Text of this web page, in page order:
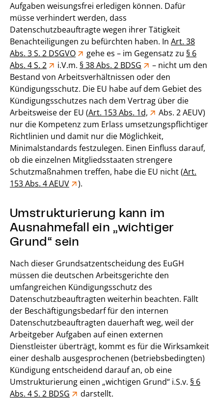
Aufgaben weisungsfrei erledigen können. Dafür
müsse verhindert werden, dass
Datenschutzbeauftragte wegen ihrer Tätigkeit
Benachteiligungen zu befürchten haben. In Art. 38
Abs. 3 S. 2 DSGVO
gehe es – im Gegensatz zu § 6
Abs. 4 S. 2
i.V.m. § 38 Abs. 2 BDSG
– nicht um den
Bestand von Arbeitsverhältnissen oder den
Kündigungsschutz. Die EU habe auf dem Gebiet des
Kündigungsschutzes nach dem Vertrag über die
Arbeitsweise der EU (Art. 153 Abs. 1d,
Abs. 2 AEUV)
nur die Kompetenz zum Erlass umsetzungspflichtiger
Richtlinien und damit nur die Möglichkeit,
Minimalstandards festzulegen. Einen Einfluss darauf,
ob die einzelnen Mitgliedsstaaten strengere
Schutzmaßnahmen treffen, habe die EU nicht (Art.
153 Abs. 4 AEUV
).
Umstrukturierung kann im
Ausnahmefall ein „wichtiger
Grund“ sein
Nach dieser Grundsatzentscheidung des EuGH
müssen die deutschen Arbeitsgerichte den
umfangreichen Kündigungsschutz des
Datenschutzbeauftragten weiterhin beachten. Fällt
der Beschäftigungsbedarf für den internen
Datenschutzbeauftragten dauerhaft weg, weil der
Arbeitgeber Aufgaben auf einen externen
Dienstleister überträgt, kommt es für die Wirksamkeit
einer deshalb ausgesprochenen (betriebsbedingten)
Kündigung entscheidend darauf an, ob eine
Umstrukturierung einen „wichtigen Grund“ i.S.v. § 6
Abs. 4 S. 2 BDSG
darstellt.